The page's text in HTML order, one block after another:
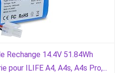
Rechange 14.4V 51.84Wh
pour ILIFE A4, A4s, A4s Pro,...